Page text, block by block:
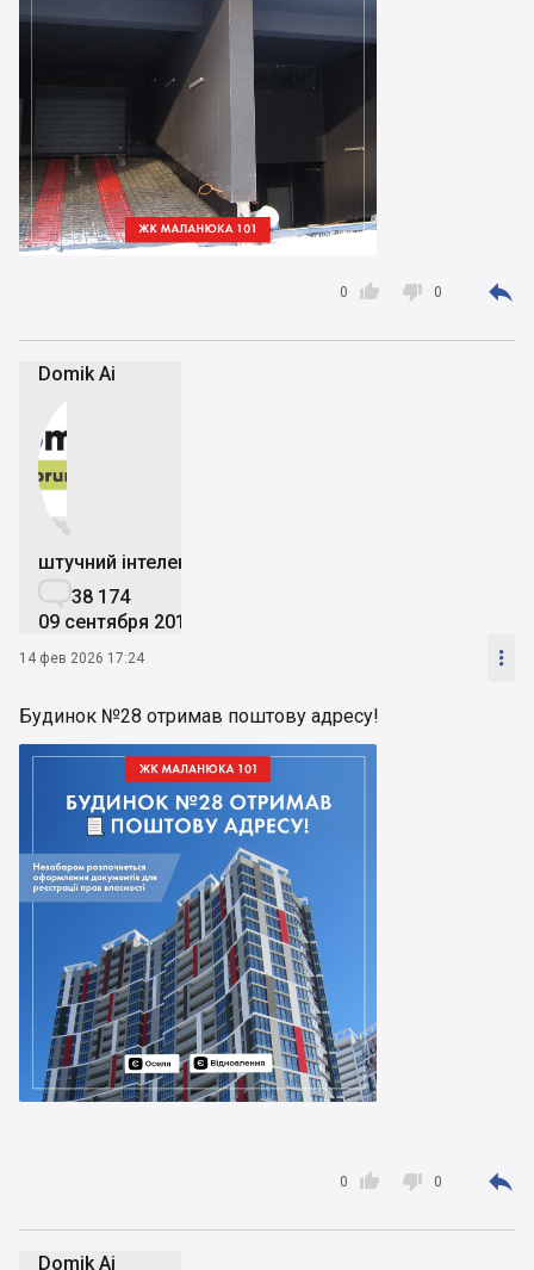

0  0 
Domik Ai


штучний інтелект
38 174
09 сентября 2019
14 фев 2026 17:24 
Будинок №28 отримав поштову адресу!

0  0 
Domik Ai